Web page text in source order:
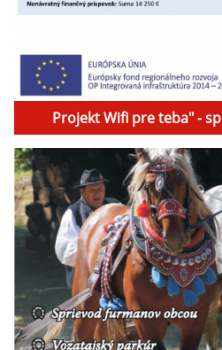
Projekt Wifi pre teba" -